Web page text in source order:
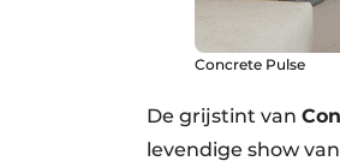
Concrete Pulse
De grijstint van
levendige show